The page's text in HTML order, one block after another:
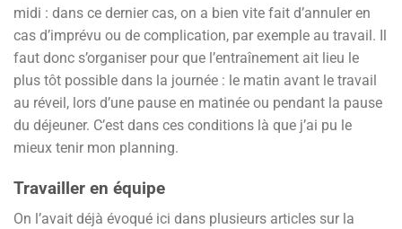
midi : dans ce dernier cas, on a bien vite fait d’annuler en
cas d’imprévu ou de complication, par exemple au travail. Il
faut donc s’organiser pour que l’entraînement ait lieu le
plus tôt possible dans la journée : le matin avant le travail
au réveil, lors d’une pause en matinée ou pendant la pause
du déjeuner. C’est dans ces conditions là que j’ai pu le
mieux tenir mon planning.
Travailler en équipe
On l’avait déjà évoqué ici dans plusieurs articles sur la